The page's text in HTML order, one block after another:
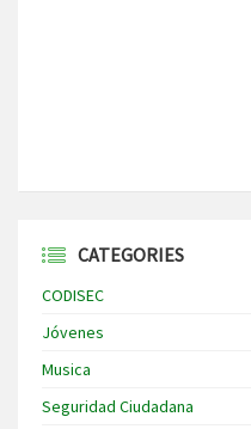
CATEGORIES
CODISEC
Jóvenes
Musica
Seguridad Ciudadana